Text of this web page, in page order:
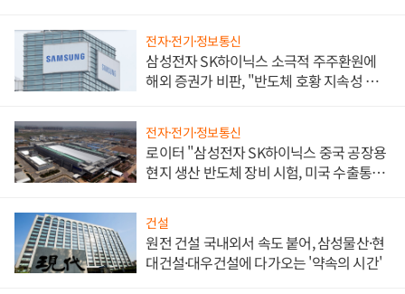
전자·전기·정보통신
삼성전자 SK하이닉스 소극적 주주환원에
해외 증권가 비판, "반도체 호황 지속성 의
전자·전기·정보통신
로이터 "삼성전자 SK하이닉스 중국 공장용
현지 생산 반도체 장비 시험, 미국 수출통제
건설
원전 건설 국내외서 속도 붙어, 삼성물산·현
대건설·대우건설에 다가오는 '약속의 시간'